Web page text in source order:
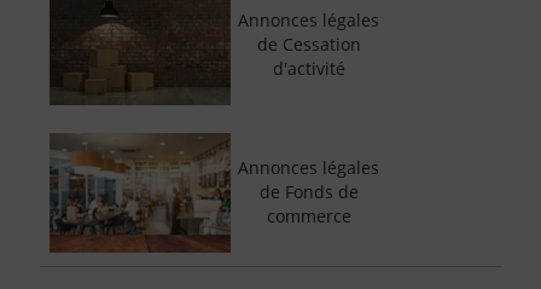
Annonces légales
de Cessation
d'activité
Annonces légales
de Fonds de
commerce